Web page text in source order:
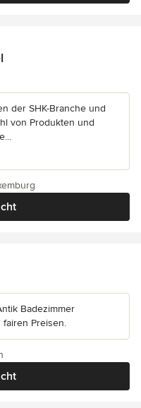
5 Sternen
der SHK-Branche und
von Produkten und
Badezimmer
Preisen.